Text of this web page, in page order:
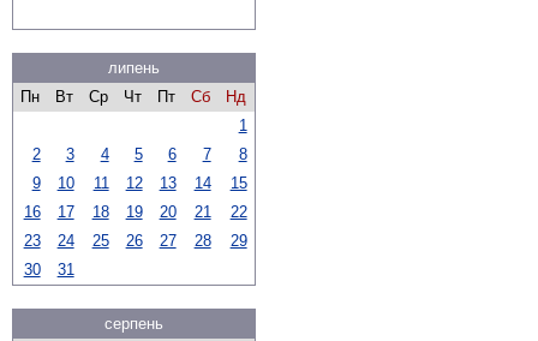
липень
Пн
Вт Ср Чт Пт Сб
Нд
1
2
3 4 5 6 7
8
9
10 11 12 13 14
15
16
17 18 19 20 21
22
23
24 25 26 27 28
29
30
31
серпень